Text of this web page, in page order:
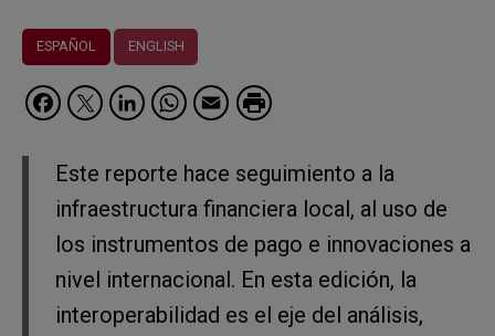
ESPAÑOL ENGLISH
Facebook
Twitter
LinkedIn
WhatsApp
Email
Este reporte hace seguimiento a la
infraestructura financiera local, al uso de
los instrumentos de pago e innovaciones a
nivel internacional. En esta edición, la
interoperabilidad es el eje del análisis,